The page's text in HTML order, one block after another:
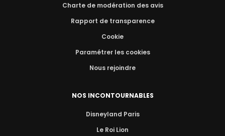
Charte de modération des avis
Rapport de transparence
Cookie
Paramétrer les cookies
Nous rejoindre
NOS INCONTOURNABLES
Disneyland Paris
Le Roi Lion